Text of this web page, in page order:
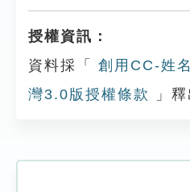
授權資訊：
資料採「
創用CC-姓
灣3.0版授權條款
」釋